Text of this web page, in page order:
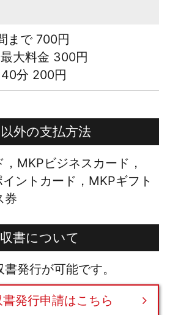
まで 700円
大料金 300円
分 200円
外の支払方法
MKPビジネスカード，
ントカード，MKPギフト
券
書について
発行が可能です。
発行申請はこちら